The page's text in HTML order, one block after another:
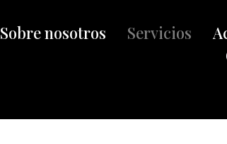
Sobre nosotros Servicios